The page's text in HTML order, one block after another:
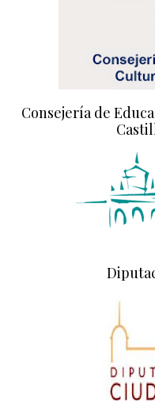
Consejería de